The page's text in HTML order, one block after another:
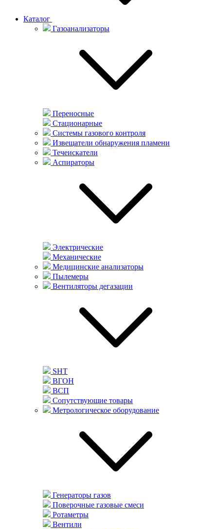
Каталог
Газоанализаторы
Переносные
Стационарные
Системы газового контроля
Извещатели обнаружения пламени
Течеискатели
Аспираторы
Электрические
Механические
Медицинские анализаторы
Пылемеры
Вентиляторы дегазации
SHT
ВГОН
ВСП
Сопутствующие товары
Метрологическое оборудование
Генераторы газов
Поверочные газовые смеси
Ротаметры
Вентили